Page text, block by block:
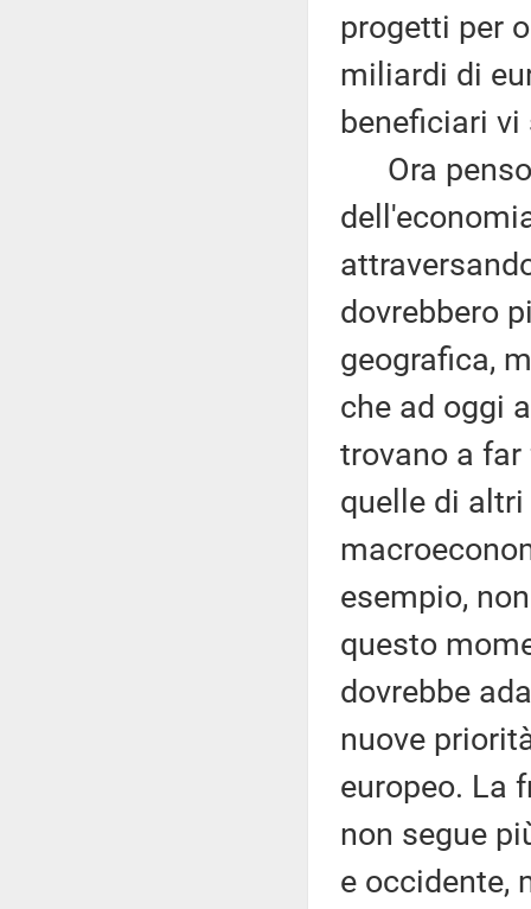
progetti per
miliardi di
beneficiari vi
Ora penso
dovrebbero
geografica,
che ad oggi
trovano a
quelle di
esempio,
questo
dovrebbe
nuove
europeo. La
non segue
e occidente,